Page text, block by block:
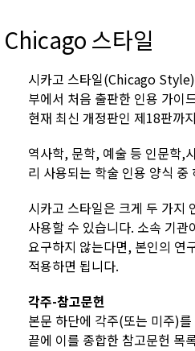
Chicago 스타일
시카고 스타일(Chicago
부에서 처음 출판한 인용 가이
현재 최신 개정판인 제18판까
역사학, 문학, 예술 등 인문학,
리 사용되는 학술 인용 양식 중
시카고 스타일은 크게 두 가지
사용할 수 있습니다. 소속 기
요구하지 않는다면, 본인의 연
적용하면 됩니다.
각주-참고문헌
본문 하단에 각주(또는 미주)
끝에 이를 종합한 참고문헌 목